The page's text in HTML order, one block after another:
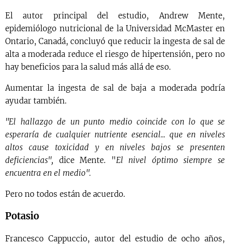
El autor principal del estudio, Andrew Mente,
epidemiólogo nutricional de la Universidad McMaster en
Ontario, Canadá, concluyó que reducir la ingesta de sal de
alta a moderada reduce el riesgo de hipertensión, pero no
hay beneficios para la salud más allá de eso.
Aumentar la ingesta de sal de baja a moderada podría
ayudar también.
"El hallazgo de un punto medio coincide con lo que se
esperaría de cualquier nutriente esencial... que en niveles
altos cause toxicidad y en niveles bajos se presenten
deficiencias", dice Mente. "El nivel óptimo siempre se
encuentra en el medio".
Pero no todos están de acuerdo.
Potasio
Francesco Cappuccio, autor del estudio de ocho años,